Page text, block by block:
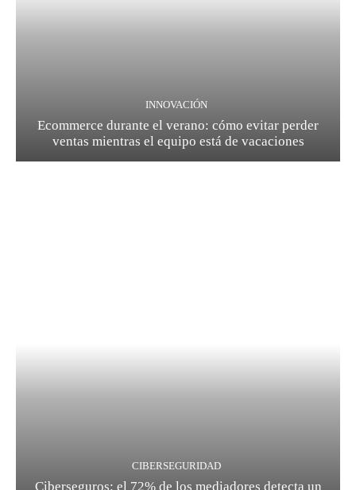
INNOVACIÓN
Ecommerce durante el verano: cómo evitar perder
ventas mientras el equipo está de vacaciones
CIBERSEGURIDAD
Ciberseguros: el 72% de los mediadores detecta un